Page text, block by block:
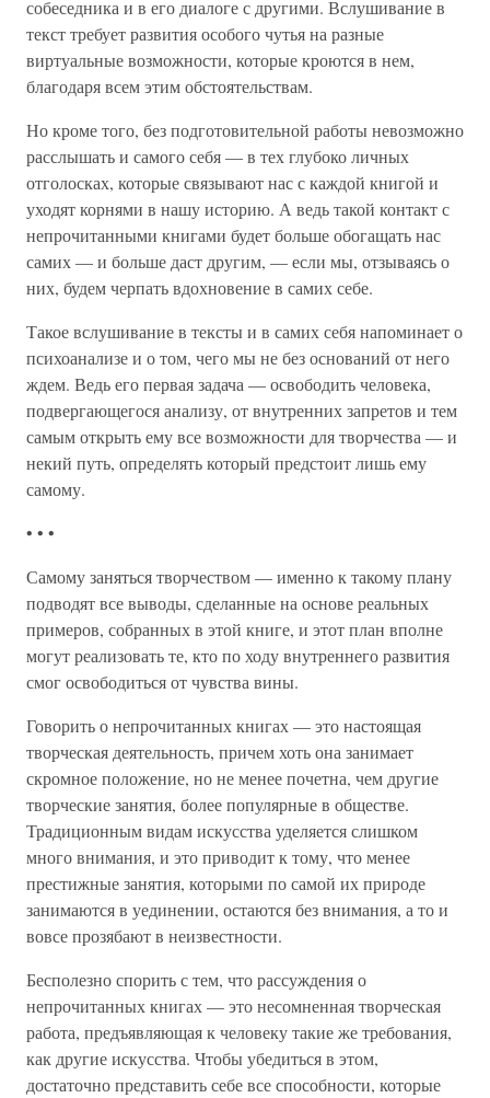
собеседника и в его диалоге с другими. Вслушивание в
текст требует развития особого чутья на разные
виртуальные возможности, которые кроются в нем,
благодаря всем этим обстоятельствам.
Но кроме того, без подготовительной работы невозможно
расслышать и самого себя — в тех глубоко личных
отголосках, которые связывают нас с каждой книгой и
уходят корнями в нашу историю. А ведь такой контакт с
непрочитанными книгами будет больше обогащать нас
самих — и больше даст другим, — если мы, отзываясь о
них, будем черпать вдохновение в самих себе.
Такое вслушивание в тексты и в самих себя напоминает о
психоанализе и о том, чего мы не без оснований от него
ждем. Ведь его первая задача — освободить человека,
подвергающегося анализу, от внутренних запретов и тем
самым открыть ему все возможности для творчества — и
некий путь, определять который предстоит лишь ему
самому.
• • •
Самому заняться творчеством — именно к такому плану
подводят все выводы, сделанные на основе реальных
примеров, собранных в этой книге, и этот план вполне
могут реализовать те, кто по ходу внутреннего развития
смог освободиться от чувства вины.
Говорить о непрочитанных книгах — это настоящая
творческая деятельность, причем хоть она занимает
скромное положение, но не менее почетна, чем другие
творческие занятия, более популярные в обществе.
Традиционным видам искусства уделяется слишком
много внимания, и это приводит к тому, что менее
престижные занятия, которыми по самой их природе
занимаются в уединении, остаются без внимания, а то и
вовсе прозябают в неизвестности.
Бесполезно спорить с тем, что рассуждения о
непрочитанных книгах — это несомненная творческая
работа, предъявляющая к человеку такие же требования,
как другие искусства. Чтобы убедиться в этом,
достаточно представить себе все способности, которые